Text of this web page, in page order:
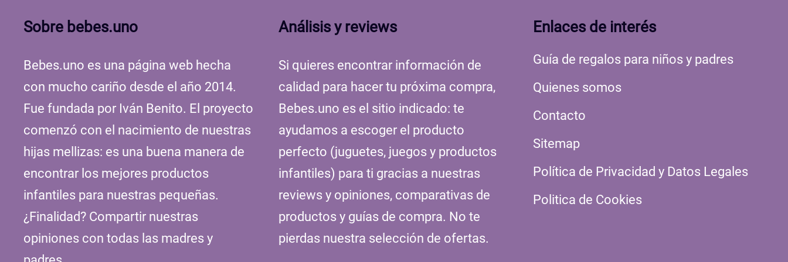
Sobre bebes.uno
Bebes.uno es una página web hecha
con mucho cariño desde el año 2014.
Fue fundada por Iván Benito. El proyecto
comenzó con el nacimiento de nuestras
hijas mellizas: es una buena manera de
encontrar los mejores productos
infantiles para nuestras pequeñas.
¿Finalidad? Compartir nuestras
opiniones con todas las madres y
Análisis y reviews
Si quieres encontrar información de
calidad para hacer tu próxima compra,
Bebes.uno es el sitio indicado: te
ayudamos a escoger el producto
perfecto (juguetes, juegos y productos
infantiles) para ti gracias a nuestras
reviews y opiniones, comparativas de
productos y guías de compra. No te
pierdas nuestra selección de ofertas.
Enlaces de interés
Guía de regalos para niños y padres
Quienes somos
Contacto
Sitemap
Política de Privacidad y Datos Legales
Politica de Cookies